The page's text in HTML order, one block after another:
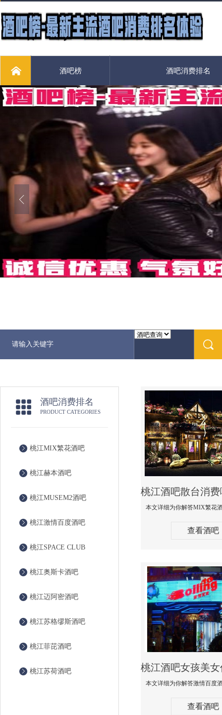
酒吧榜 酒吧消费排名
酒吧消费排名
PRODUCT CATEGORIES
桃江MIX繁花酒吧
桃江赫本酒吧
桃江MUSEM2酒吧
桃江激情百度酒吧
桃江SPACE CLUB
桃江奥斯卡酒吧
桃江迈阿密酒吧
桃江苏格缪斯酒吧
桃江菲芘酒吧
桃江苏荷酒吧
查看酒吧
查看酒吧